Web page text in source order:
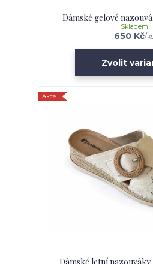
Dámské gelové
650 Kč/
Skladem
Zvolit
Akce